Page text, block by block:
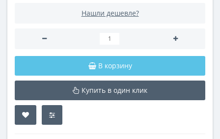
Нашли дешевле?
В корзину
Купить в один клик